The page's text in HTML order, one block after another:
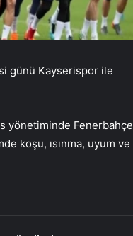
günü Kayserispor ile
yönetiminde Fenerbahçe
koşu, ısınma, uyum ve